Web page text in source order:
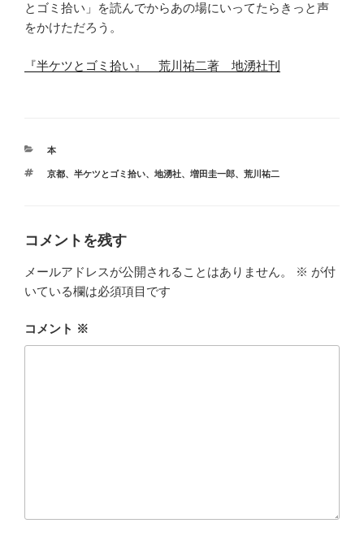
とゴミ拾い」を読んでからあの場にいってたらきっと声
をかけただろう。
『半ケツとゴミ拾い』 荒川祐二著 地湧社刊
カ
ゴ
本
タ
京都、 半ケツとゴミ拾い、 地湧社、 増田圭一郎、 荒川祐二
コメントを残す
メールアドレスが公開されることはありません。 ※ が付
いている欄は必須項目です
コメント ※